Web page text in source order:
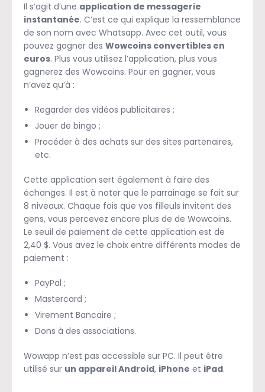
Il s’agit d’une application de messagerie
instantanée. C’est ce qui explique la ressemblance
de son nom avec Whatsapp. Avec cet outil, vous
pouvez gagner des Wowcoins convertibles en
euros. Plus vous utilisez l’application, plus vous
gagnerez des Wowcoins. Pour en gagner, vous
n’avez qu’à :
Regarder des vidéos publicitaires ;
Jouer de bingo ;
Procéder à des achats sur des sites partenaires,
etc.
Cette application sert également à faire des
échanges. Il est à noter que le parrainage se fait sur
8 niveaux. Chaque fois que vos filleuls invitent des
gens, vous percevez encore plus de de Wowcoins.
Le seuil de paiement de cette application est de
2,40 $. Vous avez le choix entre différents modes de
paiement :
PayPal ;
Mastercard ;
Virement Bancaire ;
Dons à des associations.
Wowapp n’est pas accessible sur PC. Il peut être
utilisé sur un appareil Android, iPhone et iPad.